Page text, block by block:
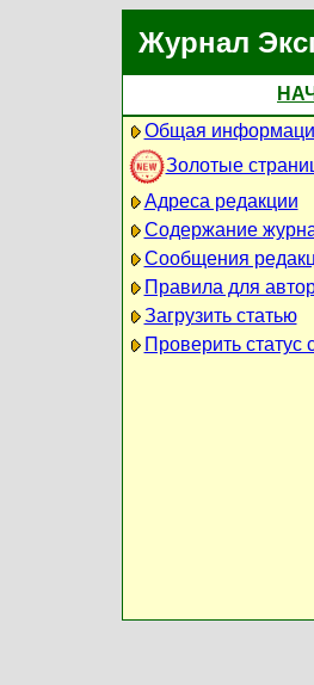
Журнал
Общая
Золотые
Адреса редакции
Содержание
Сообщения
Правила для
Загрузить статью
Проверить статус